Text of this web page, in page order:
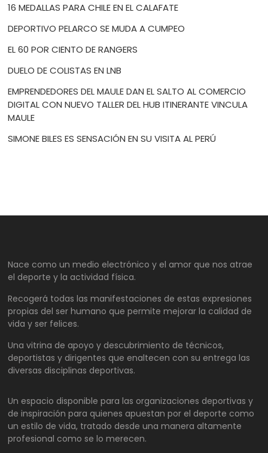
16 MEDALLAS PARA CHILE EN EL CALAFATE
DEPORTIVO PELARCO SE MUDA A CUMPEO
EL 60 POR CIENTO DE RANGERS
DUELO DE COLISTAS EN LNB
EMPRENDEDORES DEL MAULE DAN EL SALTO AL COMERCIO
DIGITAL CON NUEVO TALLER DEL HUB ITINERANTE VINCULA
MAULE
SIMONE BILES ES SENSACIÓN EN SU VISITA AL PERÚ
Nace como un medio electrónico y el amor que nos atrae
el deporte y la actividad física.
Recogerá todas las manifestaciones de estas expresiones
propias del ser humano que permite mejorar la calidad de
vida y ser felices.
Una vitrina de apoyo y descubrimiento de técnicos,
deportistas y dirigentes que enaltecen con su entrega las
diversas disciplinas deportivas.
Un espacio disponible para las organizaciones deportivas y
de inspiración para quienes apuestan por el deporte como
un estilo de vida, tratado desde una manera altamente
profesional como se lo merecen.